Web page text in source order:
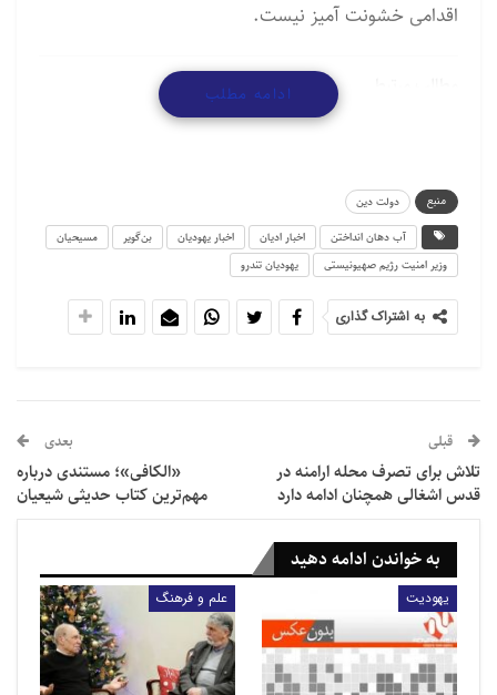
اقدامی خشونت آمیز نیست.
کارگردان ارمنی به وزیر ارشاد: به من گفتند فیلم های
شما…
نمایشگر
ادامه مطلب
منبع
دولت دین
آب دهان انداختن
اخبار ادیان اخبار یهودیان بن‌گویر
مسیحیان
وزیر امنیت رژیم صهیونیستی
یهودیان تندرو
به اشتراک گذاری
قبلی
تلاش برای تصرف محله ارامنه در
قدس اشغالی همچنان ادامه دارد
بعدی
«الکافی»؛ مستندی درباره
مهم‌ترین کتاب حدیثی شیعیان
به خواندن ادامه دهید
یهودیت علم و فرهنگ